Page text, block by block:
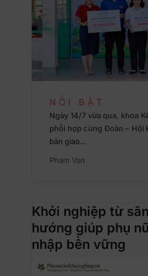
NỔI BẬT
Ngày 14/7 vừa qua, khoa
phối hợp cùng Đoàn – Hội
bàn giao…
Pham Van
Khởi nghiệp từ
hướng giúp phụ
nhập bền vững